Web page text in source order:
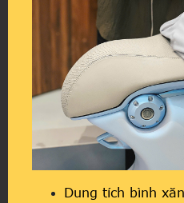
Dung tích bình